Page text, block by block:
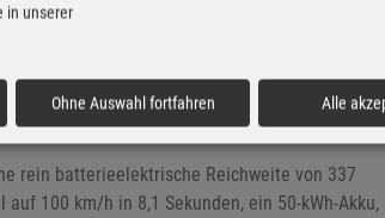
Der Kadett Impuls I –
vor 30 Jahren
rein batterieelektrische Reichweite von 337
auf 100 km/h in 8,1 Sekunden, ein 50-kWh-Akku,
in unserer
Ohne Auswahl fortfahren Alle